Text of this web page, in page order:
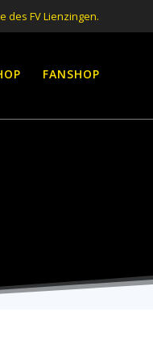
des FV Lienzingen.
FANSHOP